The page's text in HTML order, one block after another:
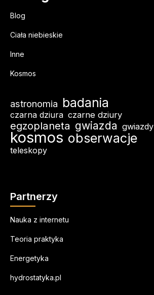
Blog
Ciała niebieskie
Inne
Kosmos
astronomia badania
czarna dziura czarne dziury
egzoplaneta gwiazda gwiazdy
kosmos obserwacje
teleskopy
Partnerzy
Nauka z internetu
Teoria praktyka
Energetyka
hydrostatyka.pl